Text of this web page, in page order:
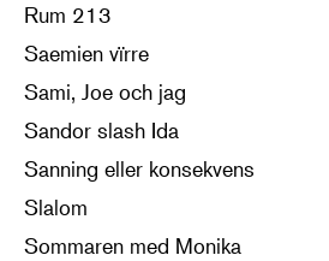
Rum 213
Saemien vïrre
Sami, Joe och jag
Sandor slash Ida
Sanning eller konsekvens
Slalom
Sommaren med Monika